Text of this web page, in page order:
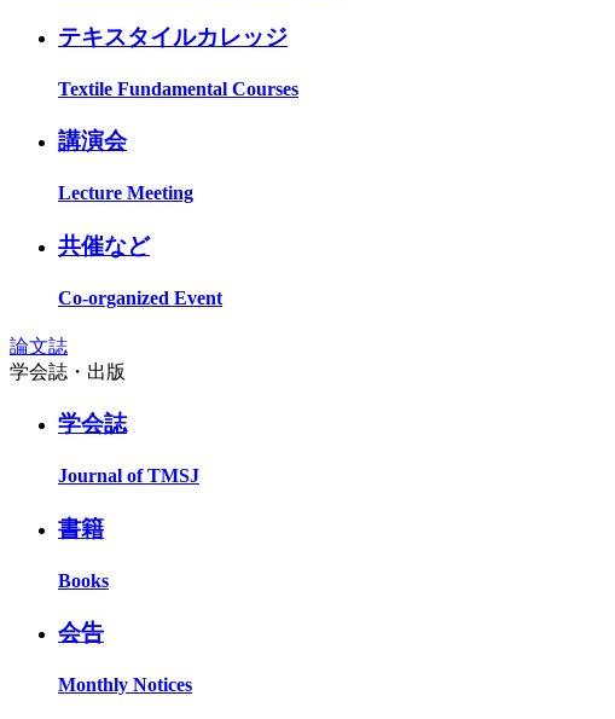
テキスタイルカレッジ
Textile Fundamental Courses
講演会
Lecture Meeting
共催など
Co-organized Event
論文誌
学会誌・出版
学会誌
Journal of TMSJ
書籍
Books
会告
Monthly Notices